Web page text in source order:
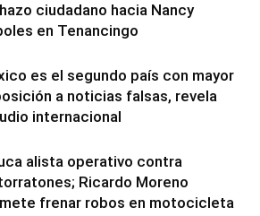
ciudadano hacia Nancy
en Tenancingo
es el segundo país con mayor
a noticias falsas, revela
internacional
alista operativo contra
Ricardo Moreno
frenar robos en motocicleta